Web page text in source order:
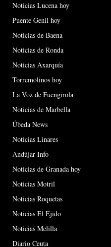
Noticias Lucena hoy
Puente Genil hoy
Noticias de Baena
Noticias de Ronda
Noticias Axarquía
Torremolinos hoy
La Voz de Fuengirola
Noticias de Marbella
Úbeda News
Noticias Linares
Andújar Info
Noticias de Granada hoy
Noticias Motril
Noticias Roquetas
Noticias El Ejido
Noticias Melilla
Diario Ceuta